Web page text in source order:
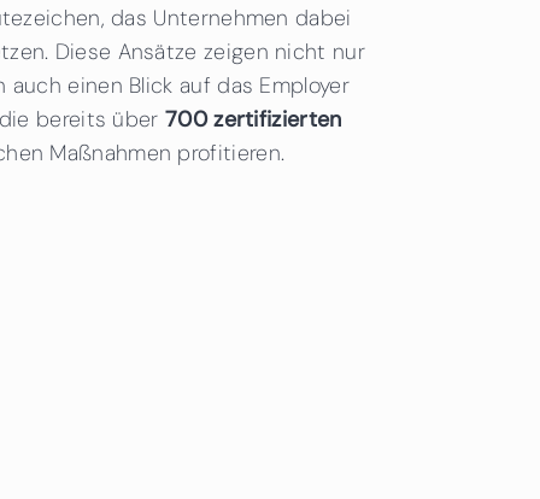
das Unternehmen dabei
Diese Ansätze zeigen nicht nur
einen Blick auf das Employer
bereits über700 zertifizierten
Maßnahmen profitieren.